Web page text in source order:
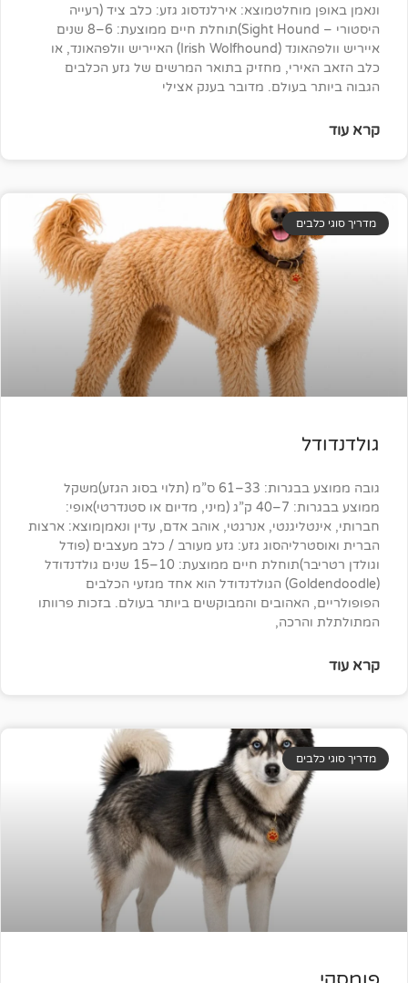
אירלנדסוג גזע: כלב ציד (רעייה
היסטורי – Sight Hound)תוחלת חיים ממוצעת: 6–8 שנים
אייריש וולפהאונד (Irish Wolfhound) האייריש וולפהאונד, או
מחזיק בתואר המרשים של גזע הכלבים
מדובר בענק אצילי
גובה ממוצע בבגרות: 33–61 ס”מ (תלוי בסוג הגזע)משקל
ממוצע בבגרות: 7–40 ק”ג (מיני, מדיום או סטנדרטי)אופי:
אנרגטי, אוהב אדם, עדין ונאמןמוצא: ארצות
גזע: גזע מעורב / כלב מעצבים (פודל
וגולדן רטריבר)תוחלת חיים ממוצעת: 10–15 שנים גולדנדודל
(Goldendoodle) הגולדנדודל הוא אחד מגזעי הכלבים
והמבוקשים ביותר בעולם. בזכות פרוותו